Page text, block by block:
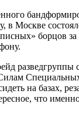
Москве
борцов
на базах,
что